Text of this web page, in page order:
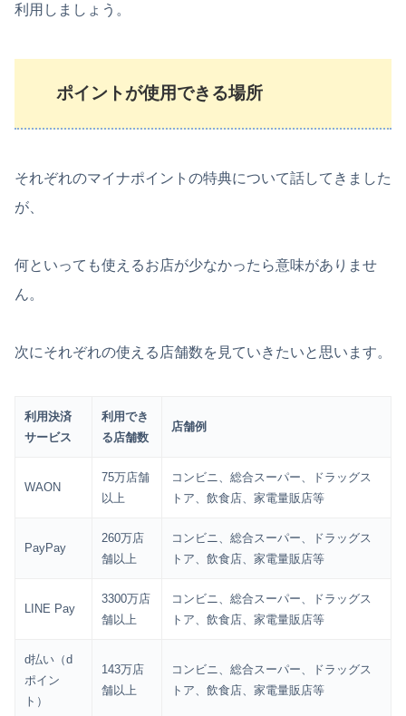
利用しましょう。
ポイントが使用できる場所
それぞれのマイナポイントの特典について話してきました
が、
何といっても使えるお店が少なかったら意味がありませ
ん。
次にそれぞれの使える店舗数を見ていきたいと思います。
利用決済
サービス
利用でき
る店舗数
店舗例
WAON
75万店舗
以上
コンビニ、総合スーパー、ドラッグス
トア、飲食店、家電量販店等
PayPay
260万店
舗以上
コンビニ、総合スーパー、ドラッグス
トア、飲食店、家電量販店等
LINE Pay
3300万店
舗以上
コンビニ、総合スーパー、ドラッグス
トア、飲食店、家電量販店等
d払い（d
ポイン
ト）
143万店
舗以上
コンビニ、総合スーパー、ドラッグス
トア、飲食店、家電量販店等